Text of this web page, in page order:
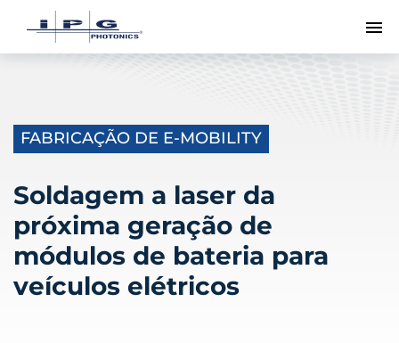
FABRICAÇÃO DE E-MOBILITY
Soldagem a laser da
próxima geração de
módulos de bateria para
veículos elétricos